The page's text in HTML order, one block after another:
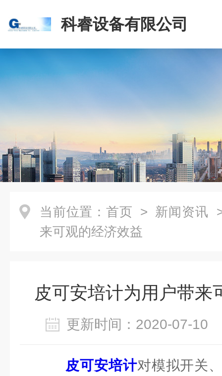
科睿设备有限公司
当前位置： 首页 > 新闻资讯
来可观的经济效益
皮可安培计为用户带来
更新时间：2020-07-
皮可安培计对模拟开关